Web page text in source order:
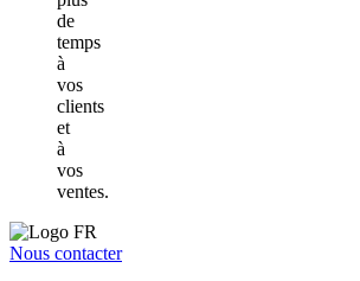
de
temps
à
vos
clients
et
à
vos
ventes.
Nous contacter